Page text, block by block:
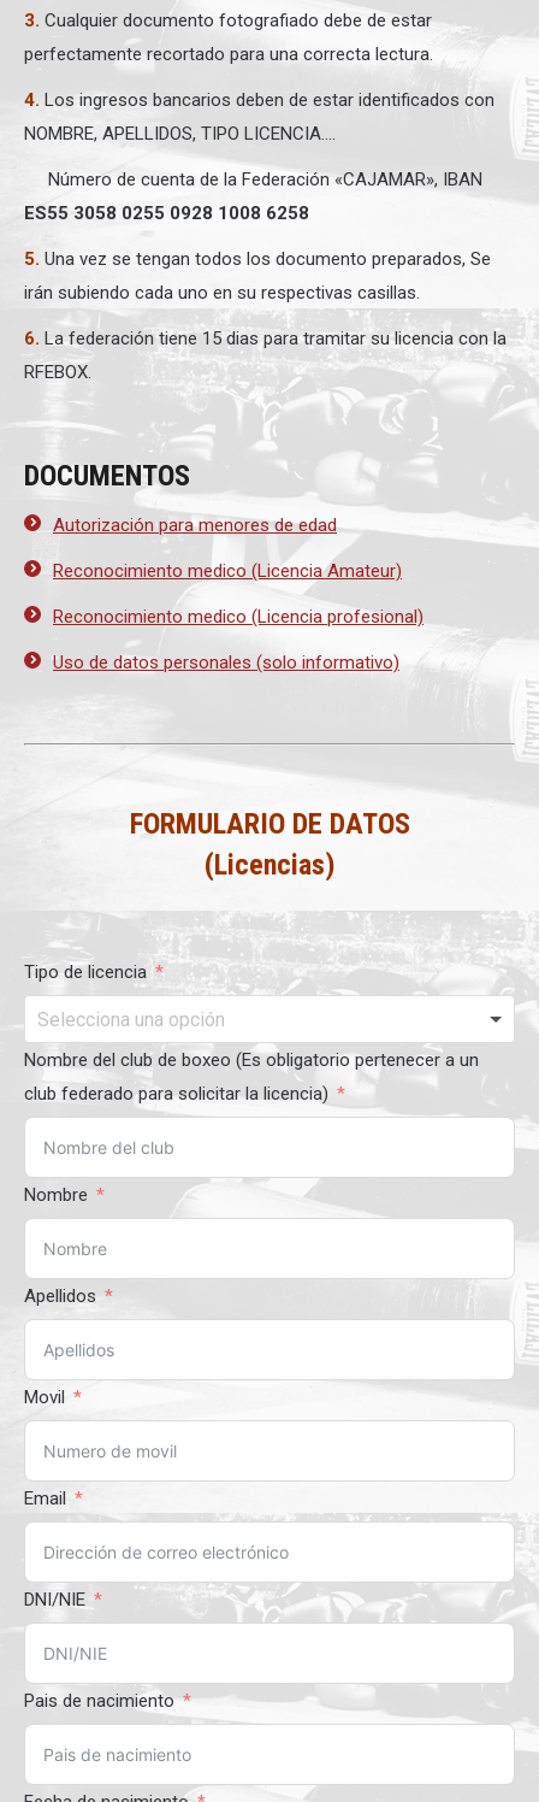
3. Cualquier documento fotografiado debe de estar
perfectamente recortado para una correcta lectura.
4. Los ingresos bancarios deben de estar identificados con
NOMBRE, APELLIDOS, TIPO LICENCIA….
Número de cuenta de la Federación «CAJAMAR», IBAN
ES55 3058 0255 0928 1008 6258
5. Una vez se tengan todos los documento preparados, Se
irán subiendo cada uno en su respectivas casillas.
6. La federación tiene 15 dias para tramitar su licencia con la
RFEBOX.
DOCUMENTOS
Autorización para menores de edad
Reconocimiento medico (Licencia Amateur)
Reconocimiento medico (Licencia profesional)
Uso de datos personales (solo informativo)
FORMULARIO DE DATOS
(Licencias)
Tipo de licencia
Nombre del club de boxeo (Es obligatorio pertenecer a un
club federado para solicitar la licencia)
Nombre
Apellidos
Movil
Email
DNI/NIE
Pais de nacimiento